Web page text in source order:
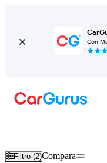
Con
Filtro (2)Compara